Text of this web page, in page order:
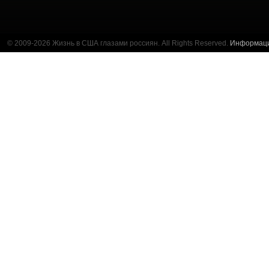
© 2009-2026 Жизнь в США глазами россиян. All Rights Reserved.